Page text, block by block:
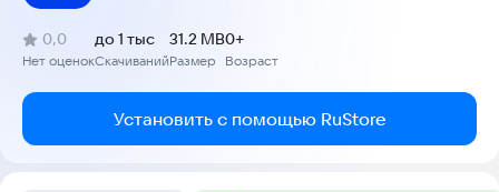
Рейтинг:
0,0
(
Нет оценок
)
Скачиваний
до 1 тыс
Размер
31.2 MB
Возраст
0+
Установить с помощью RuStore